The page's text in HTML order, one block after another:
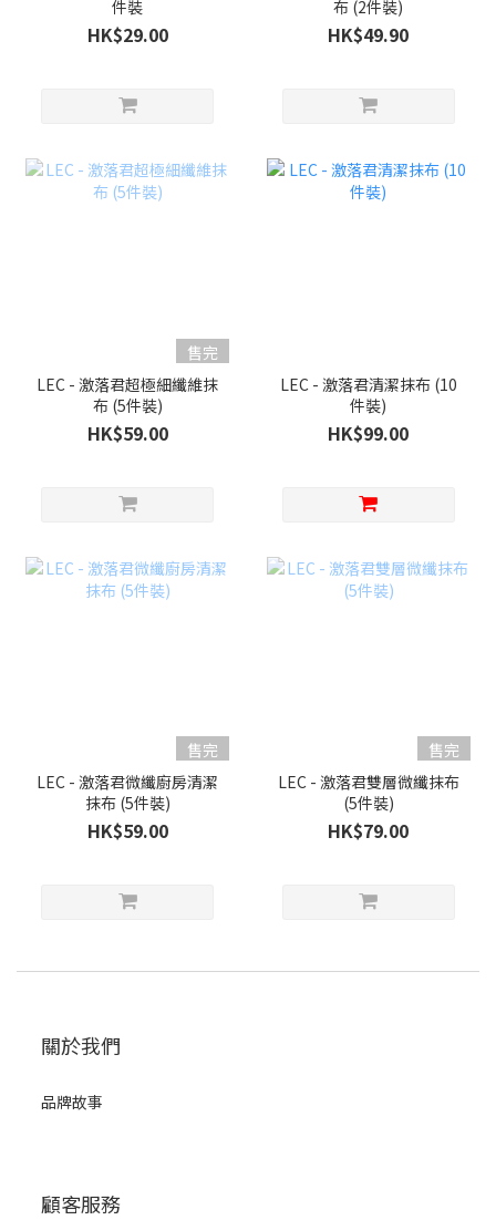
件裝
HK$29.00
布 (2件裝)
HK$49.90
售完
LEC - 激落君超極細纖維抹
布 (5件裝)
HK$59.00
LEC - 激落君清潔抹布 (10
件裝)
HK$99.00
售完
LEC - 激落君微纖廚房清潔
抹布 (5件裝)
HK$59.00
售完
LEC - 激落君雙層微纖抹布
(5件裝)
HK$79.00
關於我們
品牌故事
顧客服務